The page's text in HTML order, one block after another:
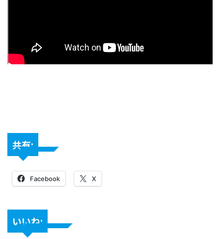
共有:
Facebook X
いいね: